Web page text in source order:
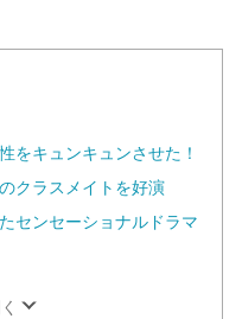
をキュンキュンさせた！
クラスメイトを好演
センセーショナルドラマ